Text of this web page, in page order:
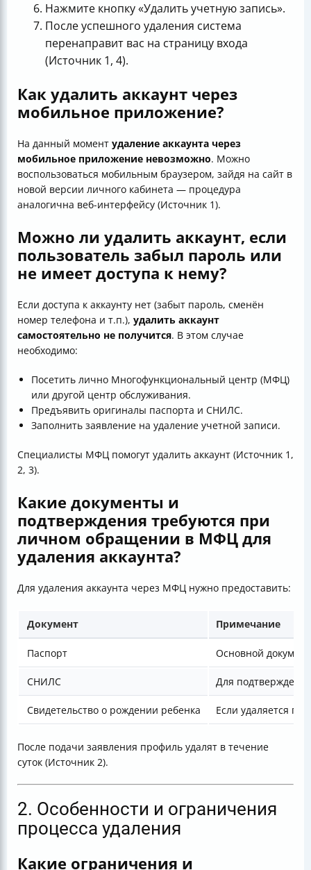
Нажмите кнопку «Удалить учетную запись».
После успешного удаления система
перенаправит вас на страницу входа
(Источник 1, 4).
Как удалить аккаунт через
мобильное приложение?
На данный момент удаление аккаунта через
мобильное приложение невозможно. Можно
воспользоваться мобильным браузером, зайдя на сайт в
новой версии личного кабинета — процедура
аналогична веб-интерфейсу (Источник 1).
Можно ли удалить аккаунт, если
пользователь забыл пароль или
не имеет доступа к нему?
Если доступа к аккаунту нет (забыт пароль, сменён
номер телефона и т.п.), удалить аккаунт
самостоятельно не получится. В этом случае
необходимо:
Посетить лично Многофункциональный центр (МФЦ)
или другой центр обслуживания.
Предъявить оригиналы паспорта и СНИЛС.
Заполнить заявление на удаление учетной записи.
Специалисты МФЦ помогут удалить аккаунт (Источник 1,
2, 3).
Какие документы и
подтверждения требуются при
личном обращении в МФЦ для
удаления аккаунта?
Для удаления аккаунта через МФЦ нужно предоставить:
Документ Примечание
Паспорт Основной
СНИЛС Для
Свидетельство о рождении ребенка Если удаляется
После подачи заявления профиль удалят в течение
суток (Источник 2).
2. Особенности и ограничения
процесса удаления
Какие ограничения и